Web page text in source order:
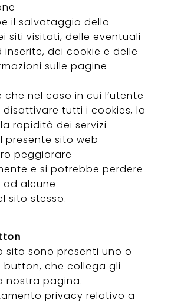
il salvataggio dello
siti visitati, delle eventuali
inserite, dei cookie e delle
sulle pagine
che nel caso in cui l’utente
tutti i cookies, la
rapidità dei servizi
presente sito web
peggiorare
e si potrebbe perdere
ad alcune
sito stesso.
sito sono presenti uno o
button, che collega gli
nostra pagina.
privacy relativo a